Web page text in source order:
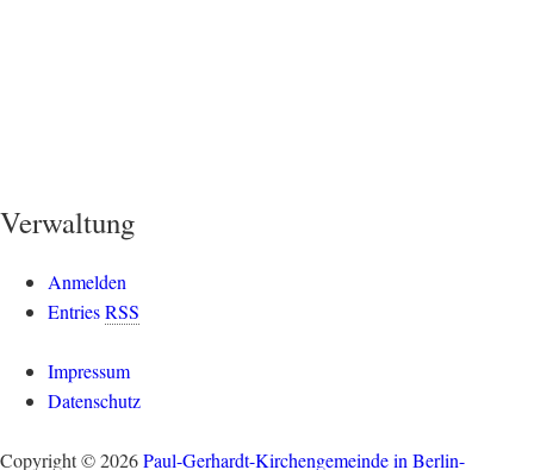
Verwaltung
Anmelden
EntriesRSS
Impressum
Datenschutz
Copyright © 2026Paul-Gerhardt-Kirchengemeinde in Berlin-